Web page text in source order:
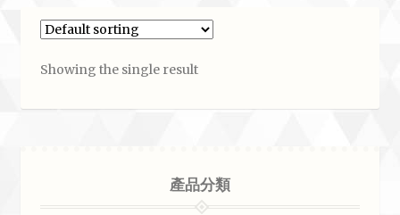
Showing the single result
產品分類